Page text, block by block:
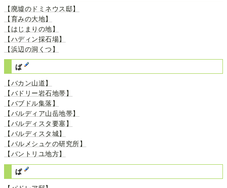
【廃墟のドミネウス邸】
【育みの大地】
【はじまりの地】
【ハディン採石場】
【浜辺の洞くつ】
ば
【バカン山道】
【バドリー岩石地帯】
【バブドル集落】
【バルディア山岳地帯】
【バルディスタ要塞】
【バルディスタ城】
【バルメシュケの研究所】
【バントリユ地方】
ぱ